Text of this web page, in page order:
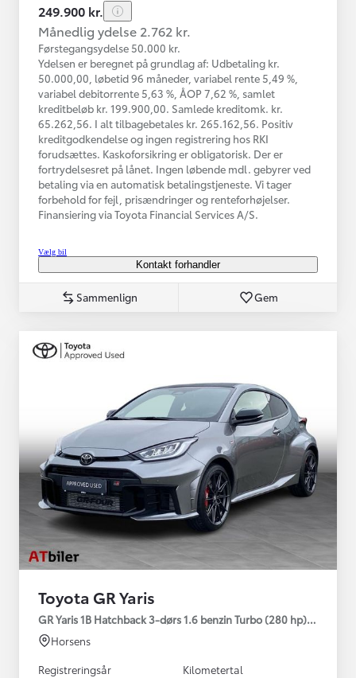
249.900 kr.
Månedlig ydelse 2.762 kr.
Førstegangsydelse 50.000 kr.
Ydelsen er beregnet på grundlag af: Udbetaling kr.
50.000,00, løbetid 96 måneder, variabel rente 5,49 %,
variabel debitorrente 5,63 %, ÅOP 7,62 %, samlet
kreditbeløb kr. 199.900,00. Samlede kreditomk. kr.
65.262,56. I alt tilbagebetales kr. 265.162,56. Positiv
kreditgodkendelse og ingen registrering hos RKI
forudsættes. Kaskoforsikring er obligatorisk. Der er
fortrydelsesret på lånet. Ingen løbende mdl. gebyrer ved
betaling via en automatisk betalingstjeneste. Vi tager
forbehold for fejl, prisændringer og renteforhøjelser.
Finansiering via Toyota Financial Services A/S.
Vælg bil
Kontakt forhandler
Sammenlign Gem
Toyota GR Yaris
GR Yaris 1B Hatchback 3-dørs 1.6 benzin Turbo (280 hp) Aut.
Horsens
Registreringsår
Kilometertal